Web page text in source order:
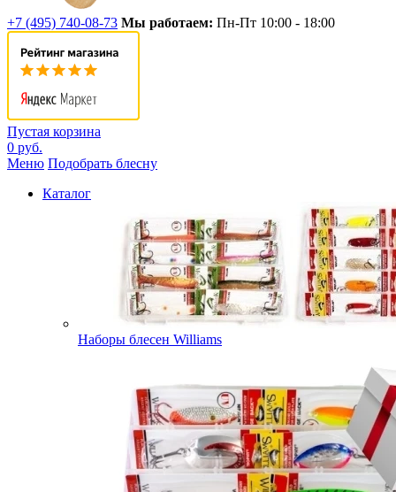
+7 (495) 740-08-73 Мы работаем: Пн-Пт 10:00 - 18:00
Пустая корзина
0 руб.
Меню Подобрать блесну
Каталог
Наборы блесен Williams